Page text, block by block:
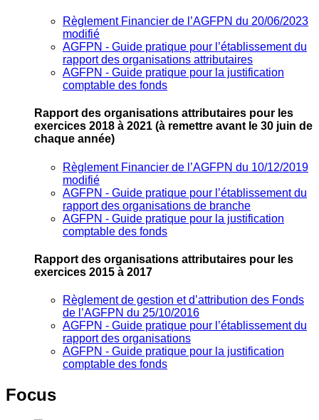
Règlement Financier de l’AGFPN du 20/06/2023
modifié
AGFPN ‐ Guide pratique pour l’établissement du
rapport des organisations attributaires
AGFPN ‐ Guide pratique pour la justification
comptable des fonds
Rapport des organisations attributaires pour les
exercices 2018 à 2021 (à remettre avant le 30 juin de
chaque année)
Règlement Financier de l’AGFPN du 10/12/2019
modifié
AGFPN ‐ Guide pratique pour l’établissement du
rapport des organisations de branche
AGFPN ‐ Guide pratique pour la justification
comptable des fonds
Rapport des organisations attributaires pour les
exercices 2015 à 2017
Règlement de gestion et d’attribution des Fonds
de l’AGFPN du 25/10/2016
AGFPN ‐ Guide pratique pour l’établissement du
rapport des organisations
AGFPN ‐ Guide pratique pour la justification
comptable des fonds
Focus